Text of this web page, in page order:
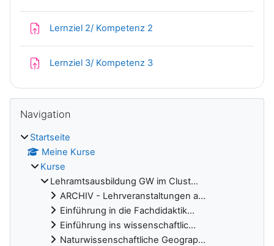
Lernziel 2/ Kompetenz 2
Lernziel 3/ Kompetenz 3Aufgabe
Blöcke
Navigation
Startseite
Meine Kurse
Kurse
Lehramtsausbildung GW im Clust...
ARCHIV - Lehrveranstaltungen a...
Einführung in die Fachdidaktik...
Einführung ins wissenschaftlic...
Naturwissenschaftliche Geograp...